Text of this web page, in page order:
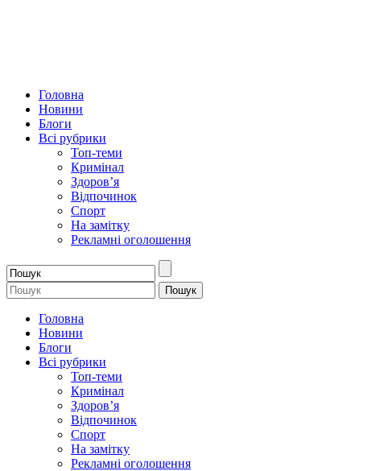
Головна
Новини
Блоги
Всі рубрики
Топ-теми
Кримінал
Здоров’я
Відпочинок
Спорт
На замітку
Рекламні оголошення
Головна
Новини
Блоги
Всі рубрики
Топ-теми
Кримінал
Здоров’я
Відпочинок
Спорт
На замітку
Рекламні оголошення